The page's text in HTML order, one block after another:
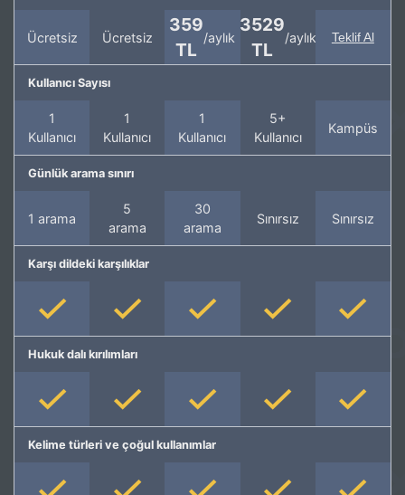
Ücretsiz Ücretsiz
359
TL
/aylık
3529
TL
/aylık Teklif Al
Kullanıcı Sayısı
1
Kullanıcı
1
Kullanıcı
1
Kullanıcı
5+
Kullanıcı
Kampüs
Günlük arama sınırı
1 arama
5
arama
30
arama
Sınırsız Sınırsız
Karşı dildeki karşılıklar
Hukuk dalı kırılımları
Kelime türleri ve çoğul kullanımlar